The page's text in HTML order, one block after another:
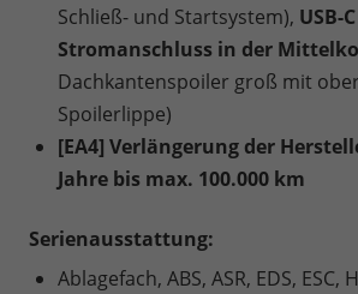
Schließ- und Startsystem), USB-
Stromanschluss in der
Dachkantenspoiler groß mit
Spoilerlippe)
[EA4] Verlängerung der
Jahre bis max. 100.000 km
Serienausstattung:
Ablagefach, ABS, ASR, EDS, ESC,